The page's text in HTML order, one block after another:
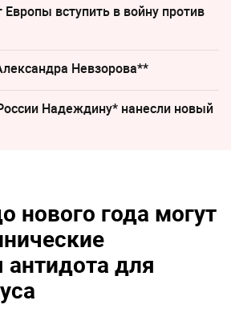
Европы вступить в войну против
Невзорова**
Надеждину* нанесли новый
нового года могут
для